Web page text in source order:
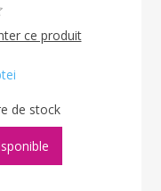
ce produit
de stock